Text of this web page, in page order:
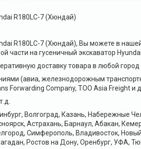
R180LC-7 (Хюндай)
R180LC-7 (Хюндай), Вы можете в
части на гусеничный экскаватор
доставку товара в любой город
(авиа, железнодорожным
Company, ТОО Asia Freight и
Волгоград, Казань, Набережные
Астрахань, Барнаул, Абакан,
Симферополь, Владивосток,
Ростов на Дону, Оренбург, УФА,